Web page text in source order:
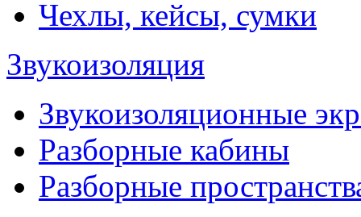
Чехлы, кейсы, сумки
Звукоизоляция
Звукоизоляционные
Разборные кабины
Разборные